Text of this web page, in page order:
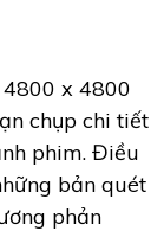
x 4800
chụp chi tiết
phim. Điều
bản quét
phản